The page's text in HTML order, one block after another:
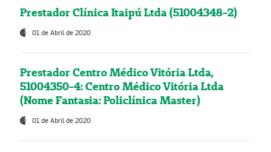
Prestador Clínica Itaipú Ltda (51004348-2)
01 de Abril de 2020
Prestador Centro Médico Vitória Ltda,
51004350-4: Centro Médico Vitória Ltda
(Nome Fantasia: Policlínica Master)
01 de Abril de 2020